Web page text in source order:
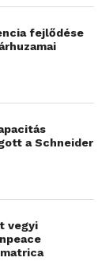
fejlődése
a Schneider
vegyi